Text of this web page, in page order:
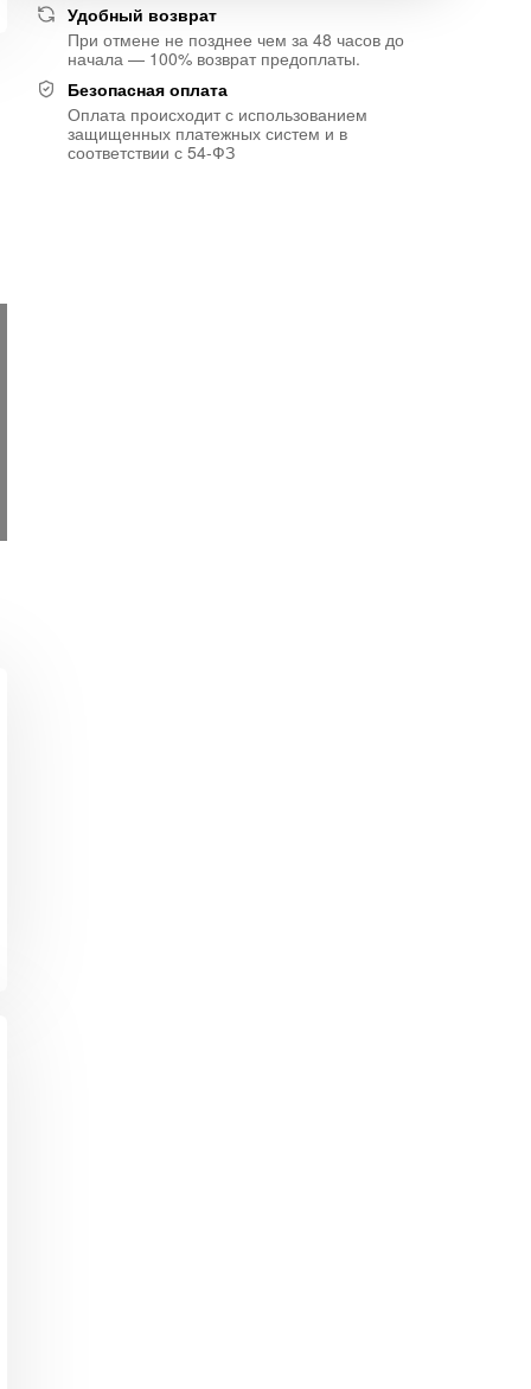
Удобный возврат
При отмене не позднее чем за 48 часов до
начала — 100% возврат предоплаты.
Безопасная оплата
Оплата происходит с использованием
защищенных платежных систем и в
соответствии с 54-ФЗ